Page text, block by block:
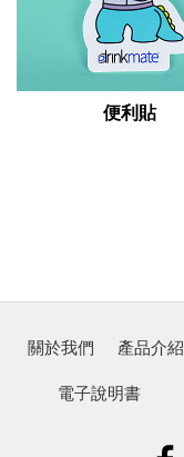
便利貼
關於我們 產品介紹
電子說明書